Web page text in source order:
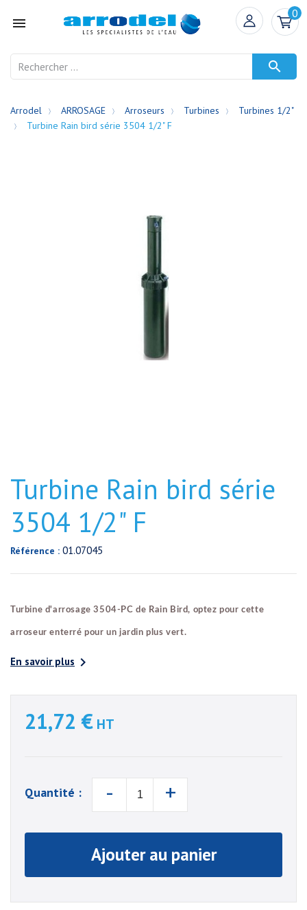

0

Arrodel ARROSAGE Arroseurs Turbines
Turbines 1/2"
Turbine Rain bird série 3504 1/2" F
Turbine Rain bird série
3504 1/2" F
Référence : 01.07045
Turbine d'arrosage 3504-PC de Rain Bird, optez pour cette
arroseur enterré pour un jardin plus vert.
En savoir plus 
21,72 € HT
Quantité : - +
Ajouter au panier